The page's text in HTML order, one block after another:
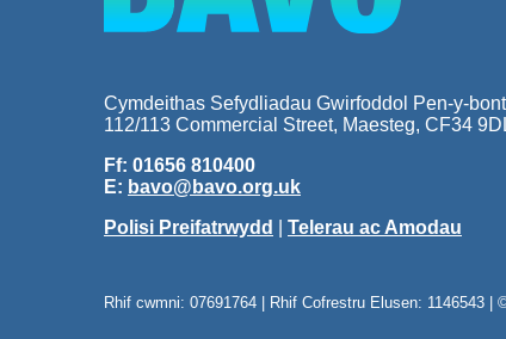
Cymdeithas Sefydliadau Gwirfoddol Pen-y-
112/113 Commercial Street, Maesteg, CF34
Ff: 01656 810400
E: bavo@bavo.org.uk
Polisi Preifatrwydd
Telerau ac Amodau
Rhif cwmni: 07691764 | Rhif Cofrestru Elusen: 1146543